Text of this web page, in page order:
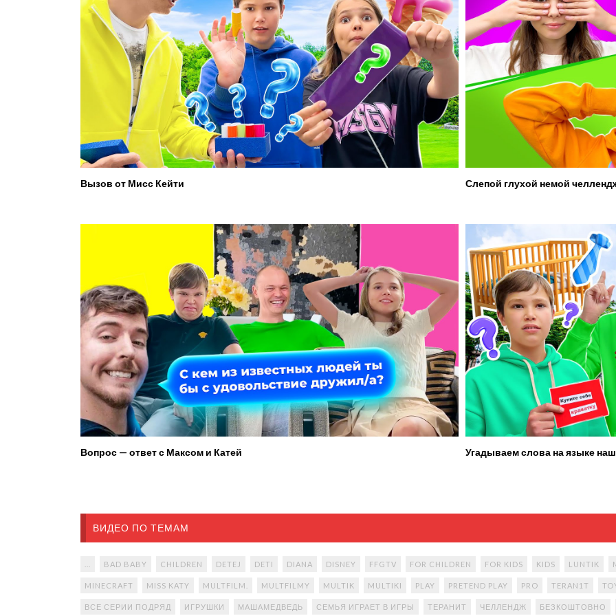
Вызов от Мисс Кейти Слепой глухой немой
Вопрос — ответ с Максом и Катей Угадываем слова на языке
ВИДЕО ПО ТЕМАМ
BAD BABY CHILDREN DETEJ DETI DIANA DISNEY FFGTV FOR CHILDREN FOR KIDS KIDS LUNTIK
MINECRAFT MISS KATY MULTFILM. MULTFILMY MULTIK MULTIKI PLAY PRETEND PLAY PRO TERAN1T
ВСЕ СЕРИИ ПОДРЯД ИГРУШКИ МАШАМЕДВЕДЬ СЕМЬЯ ИГРАЕТ В ИГРЫ ТЕРАНИТ ЧЕЛЛЕНДЖ БЕЗКОШТОВНО